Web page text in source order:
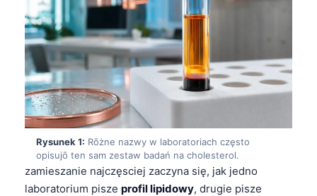
Rysunek 1: Rōżne nazwy w laboratoriach często
opisujō ten sam zestaw badań na cholesterol.
zamieszanie najczęsciej zaczyna się, jak jedno
laboratorium pisze profil lipidowy, drugie pisze